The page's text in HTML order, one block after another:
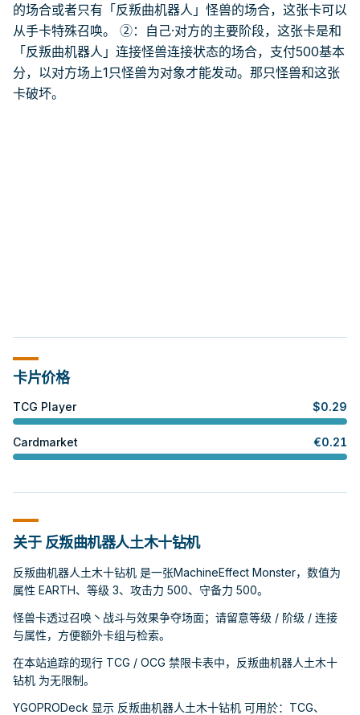
的场合或者只有「反叛曲机器人」怪兽的场合，这张卡可以
从手卡特殊召唤。 ②：自己·对方的主要阶段，这张卡是和
「反叛曲机器人」连接怪兽连接状态的场合，支付500基本
分，以对方场上1只怪兽为对象才能发动。那只怪兽和这张
卡破坏。
卡片价格
TCG Player $0.29
Cardmarket €0.21
关于 反叛曲机器人土木十钻机
反叛曲机器人土木十钻机 是一张MachineEffect Monster，数值为
属性 EARTH、等级 3、攻击力 500、守备力 500。
怪兽卡透过召唤丶战斗与效果争夺场面；请留意等级 / 阶级 / 连接
与属性，方便额外卡组与检索。
在本站追踪的现行 TCG / OCG 禁限卡表中，反叛曲机器人土木十
钻机 为无限制。
YGOPRODeck 显示 反叛曲机器人土木十钻机 可用於：TCG、